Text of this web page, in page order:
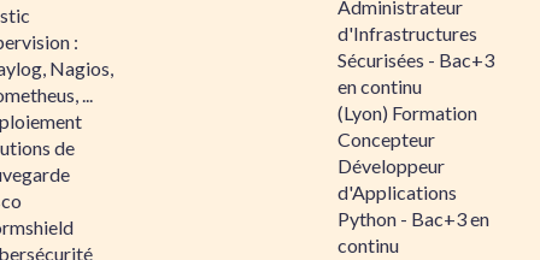
:
Nagios,
...
de
Administrateur
d'Infrastructures
Sécurisées - Bac+3
en continu
(Lyon) Formation
Concepteur
Développeur
d'Applications
Python - Bac+3 en
continu